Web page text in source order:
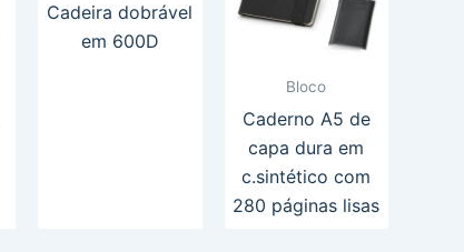
Cadeira dobrável
em 600D
Bloco
Caderno A5 de
capa dura em
c.sintético com
280 páginas lisas